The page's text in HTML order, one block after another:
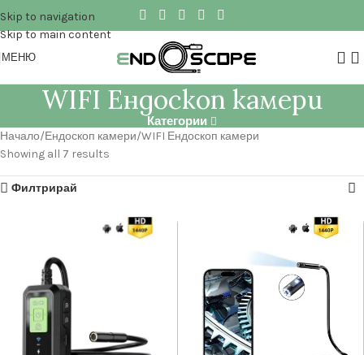
Skip to navigation
Skip to main content
МЕНЮ
WIFI Ендоскоп камери
Категории
Начало Ендоскоп камери WIFI Ендоскоп камери
Showing all 7 results
Филтрирай